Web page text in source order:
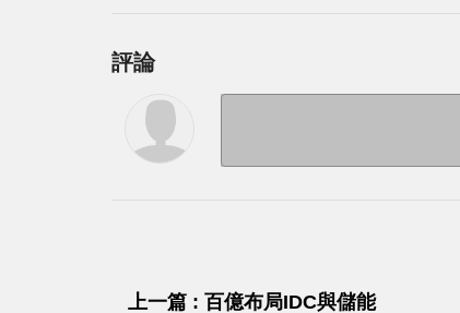
評論
上一篇 : 百億布局IDC與儲能